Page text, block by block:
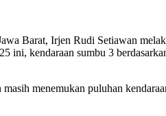
Barat, Irjen Rudi Setiawan
ini, kendaraan sumbu 3
menemukan puluhan